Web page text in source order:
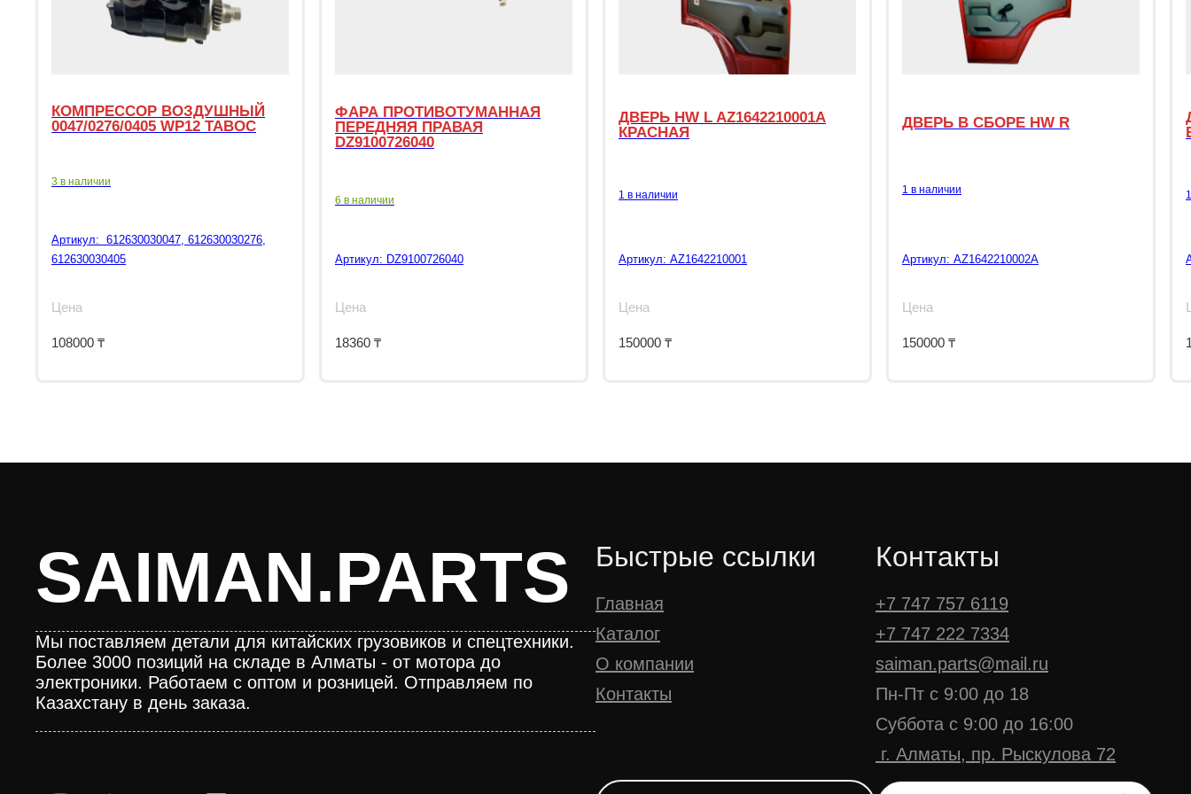
КОМПРЕССОР ВОЗДУШНЫЙ
0047/0276/0405 WP12 TABOC
3 в наличии
Артикул: 612630030047, 612630030276,
612630030405
Цена
108000 ₸
ФАРА ПРОТИВОТУМАННАЯ
ПЕРЕДНЯЯ ПРАВАЯ
DZ9100726040
6 в наличии
Артикул: DZ9100726040
Цена
18360 ₸
ДВЕРЬ HW L AZ1642210001A
КРАСНАЯ
1 в наличии
Артикул: AZ1642210001
Цена
150000 ₸
ДВЕРЬ В СБОРЕ HW R
1 в наличии
Артикул: AZ1642210002A
Цена
150000 ₸
SAIMAN.PARTS
Мы поставляем детали для китайских грузовиков и спецтехники.
Более 3000 позиций на складе в Алматы - от мотора до
электроники. Работаем с оптом и розницей. Отправляем по
Казахстану в день заказа.
Быстрые ссылки
Главная
Каталог
О компании
Контакты
Контакты
+7 747 757 6119
+7 747 222 7334
saiman.parts@mail.ru
Пн-Пт с 9:00 до 18
Суббота с 9:00 до 16:00
г. Алматы, пр. Рыскулова 72